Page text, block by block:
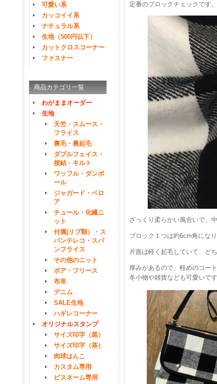
可愛い系
カッコイイ系
ナチュラル系
生地（500円以下）
カットクロスコーナー
ファスナー
商品カテゴリ一覧
わがままオーダー
生地
天竺・スムース・
フライス
裏毛・裏起毛
ダブルフェイス・
接結・キルト
ワッフル・ダンボ
ール
ジャガード・ベロ
ア
チュール・化繊ニ
ット
付属(リブ類）・ス
パンテレコ・スパ
ンフライス
その他のニット
ボア・フリース
布帛
デニム
SALE生地
ハギレコーナー
オリジナルスタンプ
サイズ印字（黒）
サイズ印字（茶）
肉球はんこ
カスタム専用
ピスネーム専用
定番のブロックチェックです。
ざっくり柔らかい風合いで、
ブロック１つは約6cm角にな
片面は軽く起毛していて、ど
厚みがあるので、軽めのコー
冬小物や雑貨なども可愛いで